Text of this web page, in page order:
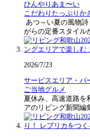
ひんやりあま〜い
こだわりたっぷりか
あつ～い夏の風物
がらの定番スタイ
2026/7/23
サービスエリア・パ
ご当地グルメ
夏休み、高速道路を
アのリビング新聞